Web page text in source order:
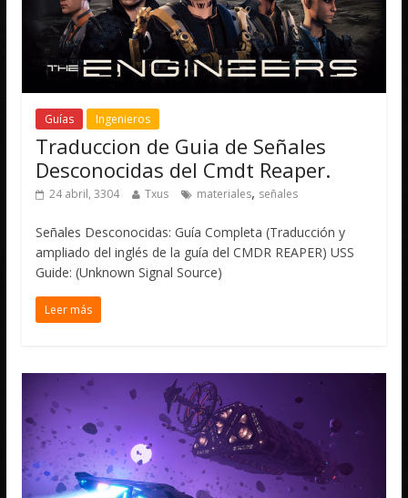
Guías Ingenieros
Traduccion de Guia de Señales
Desconocidas del Cmdt Reaper.
24 abril, 3304 Txus materiales, señales
Señales Desconocidas: Guía Completa (Traducción y
ampliado del inglés de la guía del CMDR REAPER) USS
Guide: (Unknown Signal Source)
Leer más